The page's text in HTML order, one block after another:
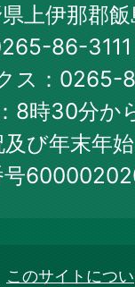
上伊那郡
86-
ス：0265-
8時30分か
及び年末年
号
このサイトについ